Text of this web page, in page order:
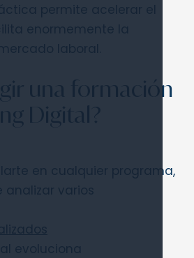
permite acelerar el
enormemente la
laboral.
una formación
Digital?
en cualquier programa,
varios
evoluciona